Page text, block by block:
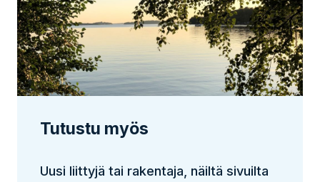
Tutustu myös
Uusi liittyjä tai rakentaja, näiltä sivuilta